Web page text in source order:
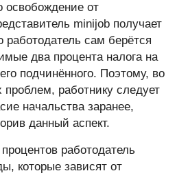
освобождение от
minijob получает
работодатель сам берётся
два процента налога на
подчинённого. Поэтому, во
работнику следует
начальства заранее,
данный аспект.
работодатель
которые зависят от